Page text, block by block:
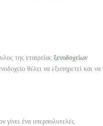
της εταιρείας ξενοδοχείων
θέλει να εξυπηρετεί και να
γίνει ένα υπερπολυτελές